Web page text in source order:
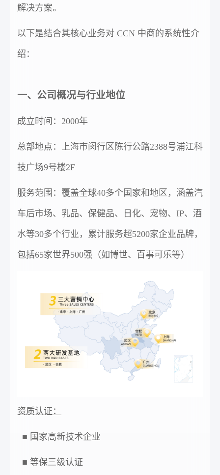
解决方案。
以下是结合其核心业务对 CCN 中商的系统性介
绍：
一、公司概况与行业地位
成立时间：2000年
总部地点：上海市闵行区陈行公路2388号浦江科
技广场9号楼2F
服务范围：覆盖全球40多个国家和地区，涵盖汽
车后市场、乳品、保健品、日化、宠物、IP、酒
水等30多个行业，累计服务超5200家企业品牌，
包括65家世界500强（如博世、百事可乐等）
资质认证：
■ 国家高新技术企业
■ 等保三级认证